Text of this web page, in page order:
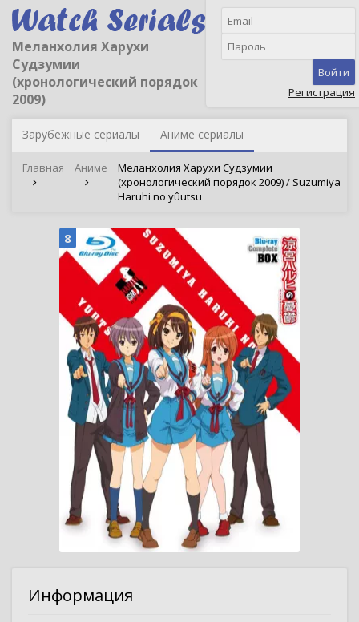
Меланхолия Харухи
Судзумии
(хронологический порядок
2009)
Войти
Регистрация
Зарубежные сериалы Аниме сериалы
Главная Аниме
Меланхолия Харухи Судзумии
(хронологический порядок 2009) / Suzumiya
Haruhi no yûutsu
8
Информация